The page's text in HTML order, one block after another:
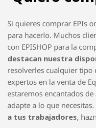
Quiero
Si quieres comprar EPIs